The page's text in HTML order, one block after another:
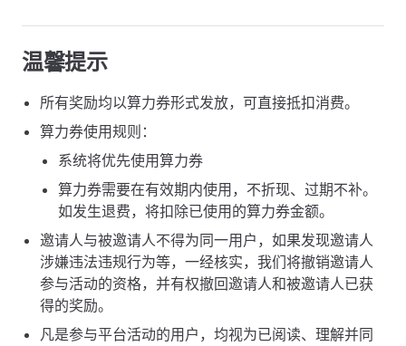
温馨提示
所有奖励均以算力券形式发放，可直接抵扣消费。
算力券使用规则：
系统将优先使用算力券
算力券需要在有效期内使用，不折现、过期不补。
如发生退费，将扣除已使用的算力券金额。
邀请人与被邀请人不得为同一用户，如果发现邀请人
涉嫌违法违规行为等，一经核实，我们将撤销邀请人
参与活动的资格，并有权撤回邀请人和被邀请人已获
得的奖励。
凡是参与平台活动的用户，均视为已阅读、理解并同